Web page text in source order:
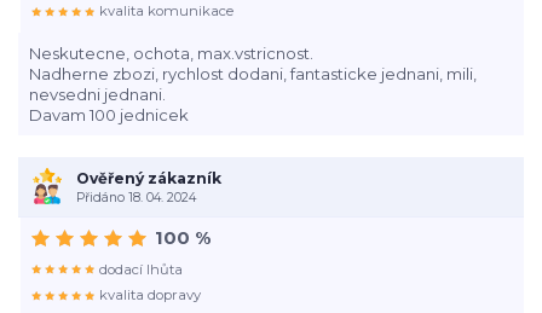
Neskutecne, ochota, max.vstricnost.
Nadherne zbozi, rychlost dodani, fantasticke jednani, mili,
nevsedni jednani.
Davam 100 jednicek
kvalita komunikace
Ověřený zákazník
Přidáno 18. 04. 2024
100 %
dodací lhůta
kvalita dopravy